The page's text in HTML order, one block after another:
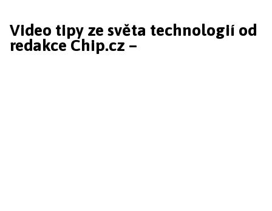
Video tipy ze světa technologií od
redakce Chip.cz –